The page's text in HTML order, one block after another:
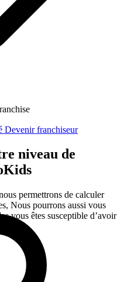
Devenir franchiseur
niveau de
permettrons de calculer
Nous pourrons aussi vous
vous êtes susceptible d’avoir